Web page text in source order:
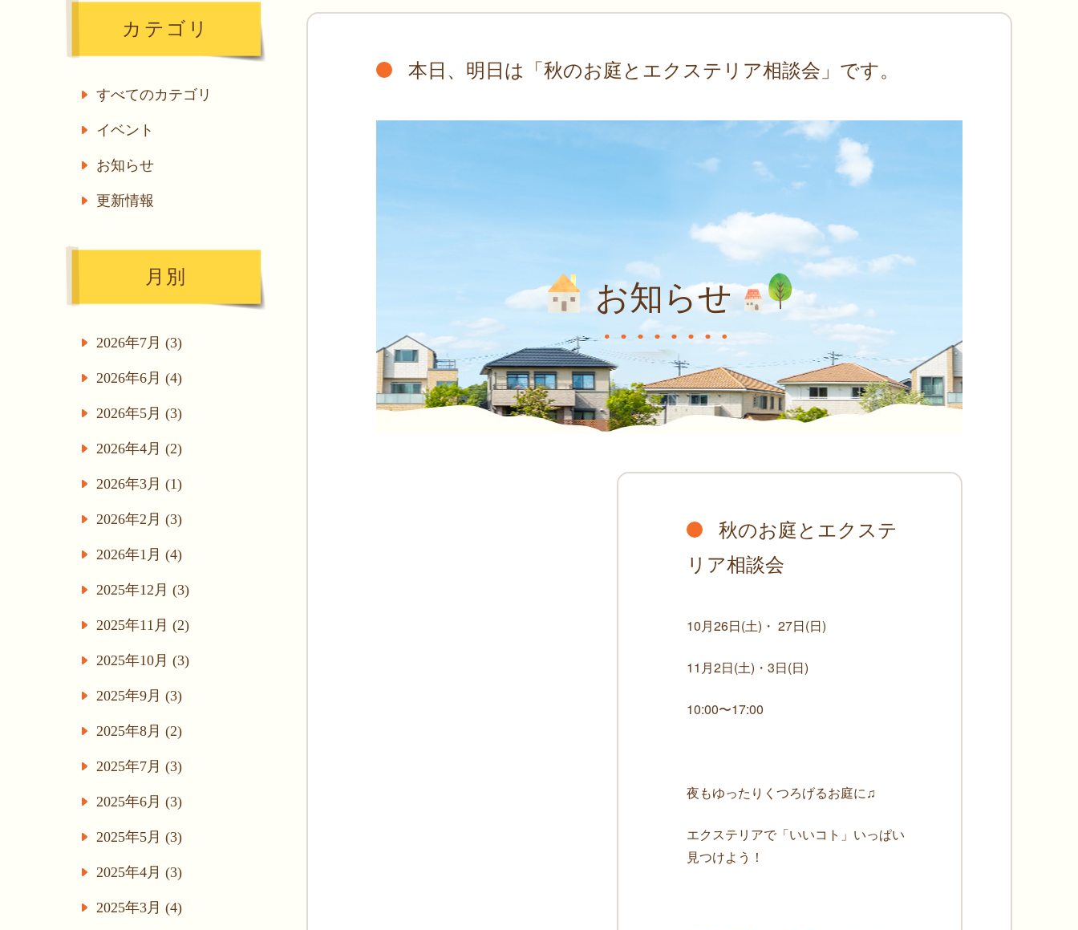
本日、明日は「秋のお庭とエクステリア相談会」です。
お知らせ
秋のお庭とエクステ
リア相談会
10月26日(土)・ 27日(日)
11月2日(土)・3日(日)
10:00〜17:00
夜もゆったりくつろげるお庭に♫
エクステリアで「いいコト」いっぱい
見つけよう！
カテゴリ
すべてのカテゴリ
イベント
お知らせ
更新情報
月別
2026年7月 (3)
2026年6月 (4)
2026年5月 (3)
2026年4月 (2)
2026年3月 (1)
2026年2月 (3)
2026年1月 (4)
2025年12月 (3)
2025年11月 (2)
2025年10月 (3)
2025年9月 (3)
2025年8月 (2)
2025年7月 (3)
2025年6月 (3)
2025年5月 (3)
2025年4月 (3)
2025年3月 (4)